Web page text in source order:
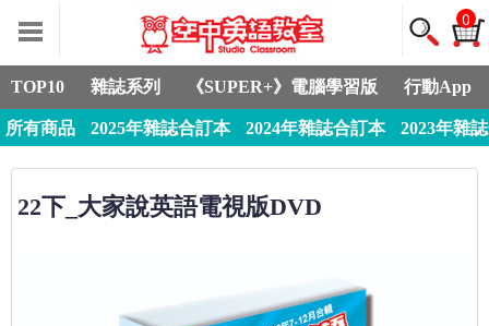
0
TOP10 雜誌系列 《SUPER+》電腦學習版 行動App
所有商品 2025年雜誌合訂本 2024年雜誌合訂本 2023年雜
22下_大家說英語電視版DVD